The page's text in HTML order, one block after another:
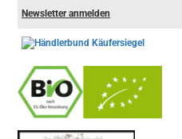
Newsletter anmelden